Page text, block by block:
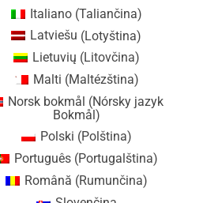
Italiano(Taliančina)
Latviešu (Lotyština)
Lietuvių (Litovčina)
Malti (Maltézština)
Norsk bokmål (Nórsky jazyk
Bokmål)
Polski (Polština)
Português(Portugalština)
Română (Rumunčina)